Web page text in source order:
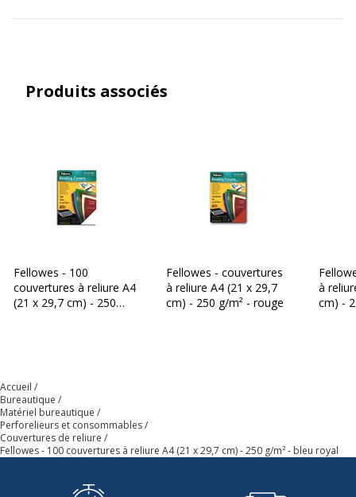
Produits associés
Fellowes - 100
couvertures à reliure A4
(21 x 29,7 cm) - 250
Fellowes - couvertures
à reliure A4 (21 x 29,7
cm) - 250 g/m² - rouge
à
cm) -
Accueil
Bureautique
Matériel bureautique
Perforelieurs et consommables
Couvertures de reliure
Fellowes - 100 couvertures à reliure A4 (21 x 29,7 cm) - 250 g/m² - bleu royal